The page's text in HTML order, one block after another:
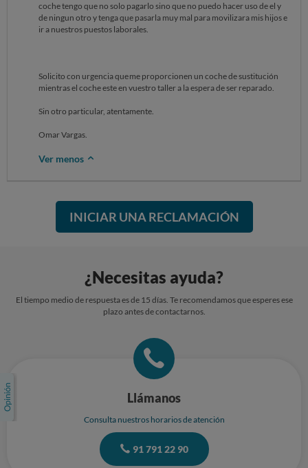
coche tengo que no solo pagarlo sino que no puedo hacer uso de el y
de ningun otro y tenga que pasarla muy mal para movilizara mis hijos e
ir a nuestros puestos laborales.
Solicito con urgencia que me proporcionen un coche de sustitución
mientras el coche este en vuestro taller a la espera de ser reparado.
Sin otro particular, atentamente.
Omar Vargas.
Ver menos
INICIAR UNA RECLAMACIÓN
¿Necesitas ayuda?
El tiempo medio de respuesta es de 15 días. Te recomendamos que esperes ese
plazo antes de contactarnos.
Llámanos
Consulta nuestros horarios de atención
91 791 22 90